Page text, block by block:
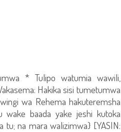
* Tulipo watumia wawili,
Hakika sisi tumetumwa
wa Rehema hakuteremsha
baada yake jeshi kutoka
na mara walizimwa} [YASIN: